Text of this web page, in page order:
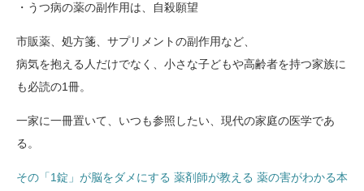
・うつ病の薬の副作用は、自殺願望
市販薬、処方箋、サプリメントの副作用など、
病気を抱える人だけでなく、小さな子どもや高齢者を持つ家族に
も必読の1冊。
一家に一冊置いて、いつも参照したい、現代の家庭の医学であ
る。
その「1錠」が脳をダメにする 薬剤師が教える 薬の害がわかる本